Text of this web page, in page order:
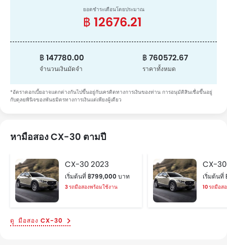
ยอดชำระเดือนโดยประมาณ
฿ 12676.21
฿ 147780.00
จำนวนเงินมัดจำ
฿ 760572.67
ราคาทั้งหมด
*อัตราดอกเบี้ยอาจแตกต่างกันไปขึ้นอยู่กับเครดิตทางการเงินของท่าน การอนุมัติสินเชื่อขึ้นอยู่
กับดุลยพินิจของพันธมิตรทางการเงินแต่เพียงผู้เดียว
หามือสอง CX-30 ตามปี
CX-30 2023
เริ่มต้นที่ ฿799,000 บาท
3 รถมือสองพร้อมใช้งาน
CX-
เริ่มต้น
10 รถมือส
มือสอง CX-30